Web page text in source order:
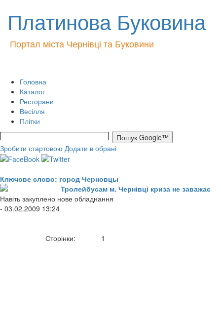
Платинова Буковина
Портал міста Чернівці та Буковини
Головна
Каталог
Ресторани
Весілля
Плітки
Зробити стартовою Додати в обрані
Ключове слово: город Черновцы
Тролейбусам м. Чернівці криза не заважає
Навіть закуплено нове обладнання
- 03.02.2009 13:24
Сторінки: 1